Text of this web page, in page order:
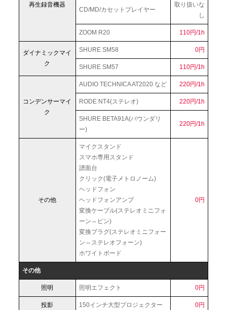
再生録音機器
CD/MD/カセットプレイヤー
取り扱いな
し
ZOOM R20 110円/1h
ダイナミックマイ
ク
SHURE SM58 0円
SHURE SM57 110円/1h
コンデンサーマイ
ク
AUDIO TECHNICA AT2020 など 220円/1h
RODE NT4(ステレオ) 220円/1h
SHURE BETA91A(バウンダリ
ー)
220円/1h
その他
マイクスタンド
スマホ専用スタンド
譜面台
クリック(電子メトロノーム)
ヘッドフォン
ヘッドフォンアンプ
変換ケーブル(ステレオミニフォ
ーン⇔ピン)
変換プラグ(ステレオミニフォー
ン⇔ステレオフォーン)
ホワイトボード
0円
その他
照明 照明エフェクト 0円
投影 150インチ大型プロジェクター 0円